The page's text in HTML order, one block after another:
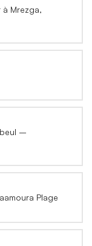
Mrezga,
–
Plage